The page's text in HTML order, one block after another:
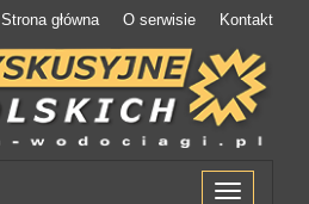
Strona główna O serwisie Kontakt
Menu